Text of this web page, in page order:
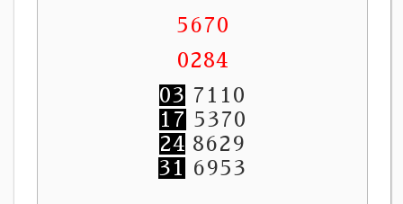
5670
0284
03 7110
17 5370
24 8629
31
6953